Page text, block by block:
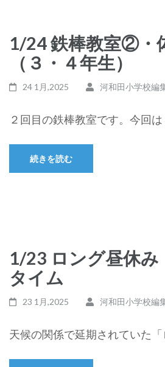
1/24 鉄棒教室②・
（３・４年生）
24 1月,2025 河和田小学校編
２回目の鉄棒教室です。今回
続きを読む
1/23 ロング昼休み
タイム
23 1月,2025 河和田小学校編
天候の関係で延期されていた